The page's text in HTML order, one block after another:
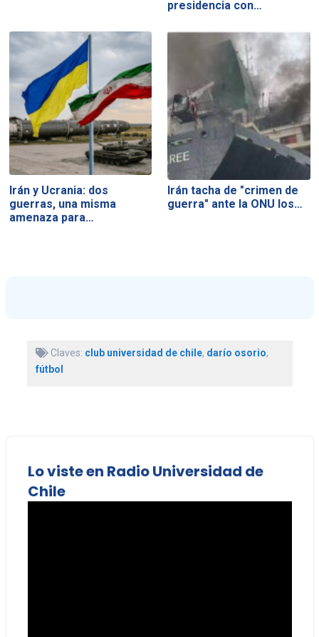
presidencia con…
Irán y Ucrania: dos
guerras, una misma
amenaza para…
Irán tacha de "crimen de
guerra" ante la ONU los…
Claves: club universidad de chile, darío osorio,
fútbol
Lo viste en Radio Universidad de
Chile